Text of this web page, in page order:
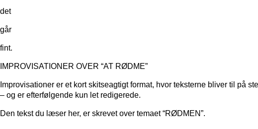
det
går
fint.
IMPROVISATIONER OVER “AT RØDME”
Improvisationer er et kort skitseagtigt format, hvor teksterne bliver til på
– og er efterfølgende kun let redigerede.
Den tekst du læser her, er skrevet over temaet “RØDMEN”.